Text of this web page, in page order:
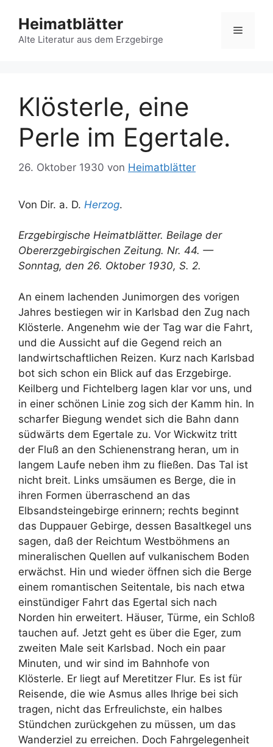
Inhalt
springen
Heimatblätter
Alte Literatur aus dem Erzgebirge
Menü
Klösterle, eine
Perle im Egertale.
26. Oktober 1930 von Heimatblätter
Von Dir. a. D. Herzog.
Erzgebirgische Heimatblätter. Beilage der
Obererzgebirgischen Zeitung. Nr. 44. —
Sonntag, den 26. Oktober 1930, S. 2.
An einem lachenden Junimorgen des vorigen
Jahres bestiegen wir in Karlsbad den Zug nach
Klösterle. Angenehm wie der Tag war die Fahrt,
und die Aussicht auf die Gegend reich an
landwirtschaftlichen Reizen. Kurz nach Karlsbad
bot sich schon ein Blick auf das Erzgebirge.
Keilberg und Fichtelberg lagen klar vor uns, und
in einer schönen Linie zog sich der Kamm hin. In
scharfer Biegung wendet sich die Bahn dann
südwärts dem Egertale zu. Vor Wickwitz tritt
der Fluß an den Schienenstrang heran, um in
langem Laufe neben ihm zu fließen. Das Tal ist
nicht breit. Links umsäumen es Berge, die in
ihren Formen überraschend an das
Elbsandsteingebirge erinnern; rechts beginnt
das Duppauer Gebirge, dessen Basaltkegel uns
sagen, daß der Reichtum Westböhmens an
mineralischen Quellen auf vulkanischem Boden
erwächst. Hin und wieder öffnen sich die Berge
einem romantischen Seitentale, bis nach etwa
einstündiger Fahrt das Egertal sich nach
Norden hin erweitert. Häuser, Türme, ein Schloß
tauchen auf. Jetzt geht es über die Eger, zum
zweiten Male seit Karlsbad. Noch ein paar
Minuten, und wir sind im Bahnhofe von
Klösterle. Er liegt auf Meretitzer Flur. Es ist für
Reisende, die wie Asmus alles Ihrige bei sich
tragen, nicht das Erfreulichste, ein halbes
Stündchen zurückgehen zu müssen, um das
Wanderziel zu erreichen. Doch Fahrgelegenheit